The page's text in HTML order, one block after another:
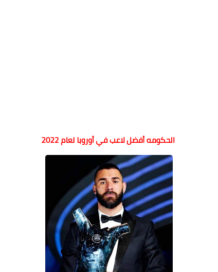
الحكومهأفضل لاعب في أوروبا لعام 2022